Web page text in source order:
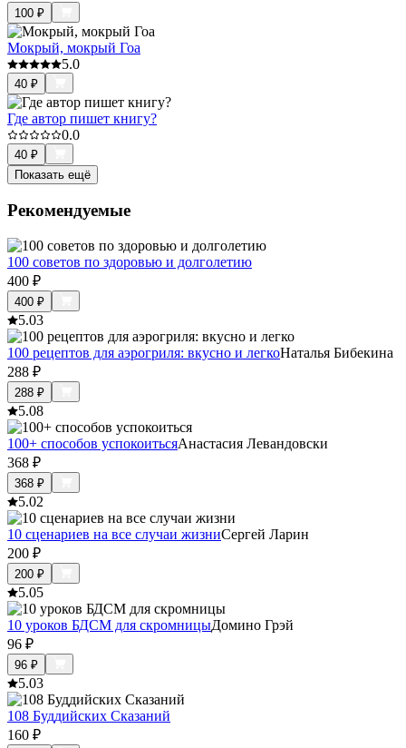
100 ₽
Мокрый, мокрый Гоа
5.0
40 ₽
Где автор пишет книгу?
0.0
40 ₽
Показать ещё
Рекомендуемые
100 советов по здоровью и долголетию
400 ₽
400 ₽
5.03
100 рецептов для аэрогриля: вкусно и легкоНаталья Бибекина
288 ₽
288 ₽
5.08
100+ способов успокоитьсяАнастасия Левандовски
368 ₽
368 ₽
5.02
10 сценариев на все случаи жизниСергей Ларин
200 ₽
200 ₽
5.05
10 уроков БДСМ для скромницыДомино Грэй
96 ₽
96 ₽
5.03
108 Буддийских Сказаний
160 ₽